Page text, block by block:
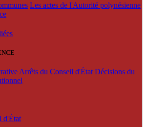
Les actes de l'Autorité polynésienne
Arrêts du Conseil d'État Décisions du
d'État